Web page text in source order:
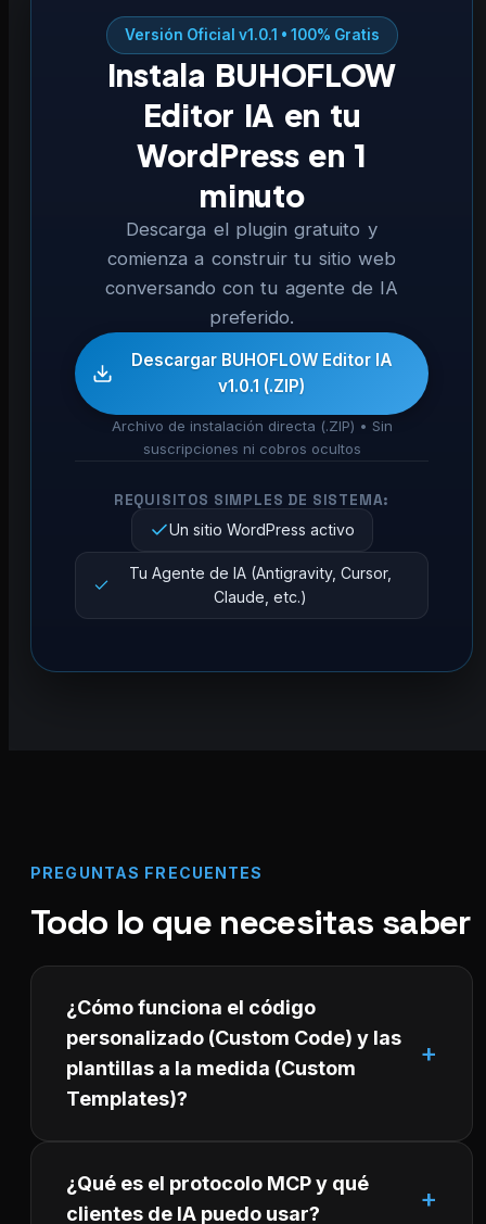
Versión Oficial v1.0.1 • 100% Gratis
Instala BUHOFLOW
Editor IA en tu
WordPress en 1
minuto
Descarga el plugin gratuito y
comienza a construir tu sitio web
conversando con tu agente de IA
preferido.
Descargar BUHOFLOW Editor IA
v1.0.1 (.ZIP)
Archivo de instalación directa (.ZIP) • Sin
suscripciones ni cobros ocultos
REQUISITOS SIMPLES DE SISTEMA:
Un sitio WordPress activo
Tu Agente de IA (Antigravity, Cursor,
Claude, etc.)
PREGUNTAS FRECUENTES
Todo lo que necesitas saber
¿Cómo funciona el código
personalizado (Custom Code) y las
plantillas a la medida (Custom
Templates)?
¿Qué es el protocolo MCP y qué
clientes de IA puedo usar?